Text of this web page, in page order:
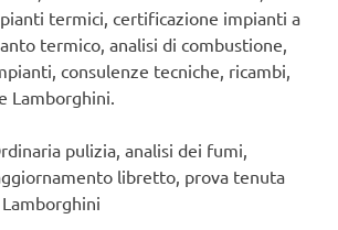
termici, certificazione impianti a
termico, analisi di combustione,
consulenze tecniche, ricambi,
Lamborghini.
pulizia, analisi dei fumi,
libretto, prova tenuta